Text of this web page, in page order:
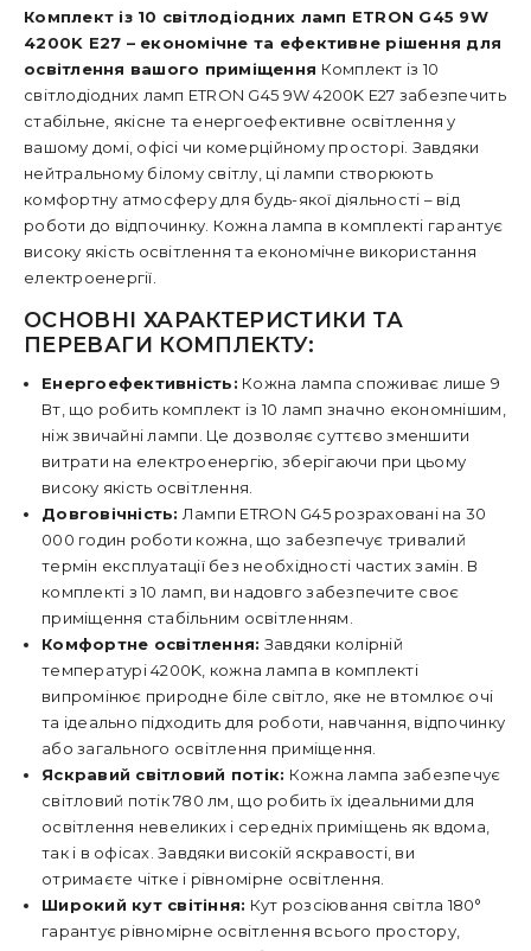
Комплект із 10 світлодіодних ламп ETRON G45 9W
4200K E27 – економічне та ефективне рішення для
освітлення вашого приміщення Комплект із 10
світлодіодних ламп ETRON G45 9W 4200K E27 забезпечить
стабільне, якісне та енергоефективне освітлення у
вашому домі, офісі чи комерційному просторі. Завдяки
нейтральному білому світлу, ці лампи створюють
комфортну атмосферу для будь-якої діяльності – від
роботи до відпочинку. Кожна лампа в комплекті гарантує
високу якість освітлення та економічне використання
електроенергії.
ОСНОВНІ ХАРАКТЕРИСТИКИ ТА
ПЕРЕВАГИ КОМПЛЕКТУ:
Енергоефективність: Кожна лампа споживає лише 9
Вт, що робить комплект із 10 ламп значно економнішим,
ніж звичайні лампи. Це дозволяє суттєво зменшити
витрати на електроенергію, зберігаючи при цьому
високу якість освітлення.
Довговічність: Лампи ETRON G45 розраховані на 30
000 годин роботи кожна, що забезпечує тривалий
термін експлуатації без необхідності частих замін. В
комплекті з 10 ламп, ви надовго забезпечите своє
приміщення стабільним освітленням.
Комфортне освітлення: Завдяки колірній
температурі 4200K, кожна лампа в комплекті
випромінює природне біле світло, яке не втомлює очі
та ідеально підходить для роботи, навчання, відпочинку
або загального освітлення приміщення.
Яскравий світловий потік: Кожна лампа забезпечує
світловий потік 780 лм, що робить їх ідеальними для
освітлення невеликих і середніх приміщень як вдома,
так і в офісах. Завдяки високій яскравості, ви
отримаєте чітке і рівномірне освітлення.
Широкий кут світіння: Кут розсіювання світла 180°
гарантує рівномірне освітлення всього простору,